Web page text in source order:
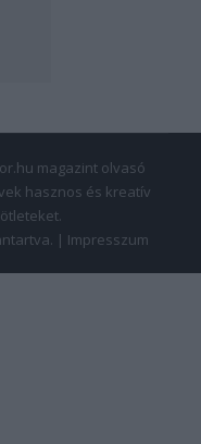
magazint olvasó
hasznos és kreatív
| Impresszum